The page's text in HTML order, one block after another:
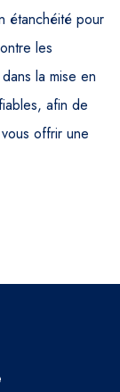
étanchéité pour
les
la mise en
afin de
offrir une